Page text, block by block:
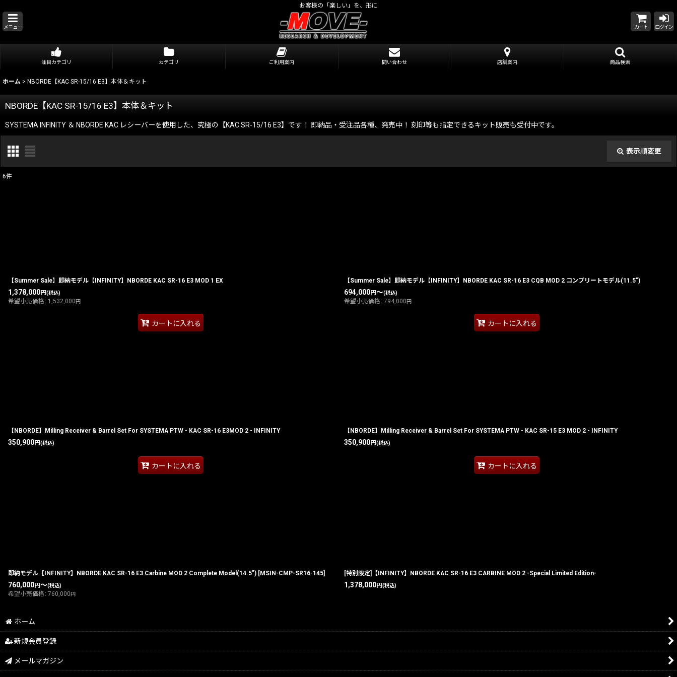
お客様の「楽しい」を、形に
メニュー カート ログイン
注目カテゴリ カテゴリ ご利用案内 問い合わせ 店舗案内 商品検索
ホーム > NBORDE【KAC SR-15/16 E3】本体＆キット
NBORDE【KAC SR-15/16 E3】本体＆キット
SYSTEMA INFINITY ＆ NBORDE KAC レシーバーを使用した、究極の【KAC SR-15/16 E3】です！ 即納品・受注品各種、発売中！ 刻印等も指定できるキット販売も受付中です。
表示順変更
6件
【Summer Sale】即納モデル【INFINITY】NBORDE KAC SR-16 E3 MOD 1 EX
1,378,000円(税込)
希望小売価格 : 1,532,000 円
カートに入れる
【Summer Sale】即納モデル【INFINITY】NBORDE KAC SR-16 E3 CQB MOD 2 コンプリートモデル(11.5")
694,000円～(税込)
希望小売価格 : 794,000 円
カートに入れる
【NBORDE】Milling Receiver & Barrel Set For SYSTEMA PTW - KAC SR-16 E3MOD 2 - INFINITY
350,900円(税込)
カートに入れる
【NBORDE】Milling Receiver & Barrel Set For SYSTEMA PTW - KAC SR-15 E3 MOD 2 - INFINITY
350,900円(税込)
カートに入れる
即納モデル【INFINITY】NBORDE KAC SR-16 E3 Carbine MOD 2 Complete Model(14.5") [MSIN-CMP-SR16-145]
760,000円～(税込)
希望小売価格 : 760,000 円
[特別限定]【INFINITY】NBORDE KAC SR-16 E3 CARBINE MOD 2 -Special Limited Edition-
1,378,000円(税込)
ホーム
新規会員登録
メールマガジン